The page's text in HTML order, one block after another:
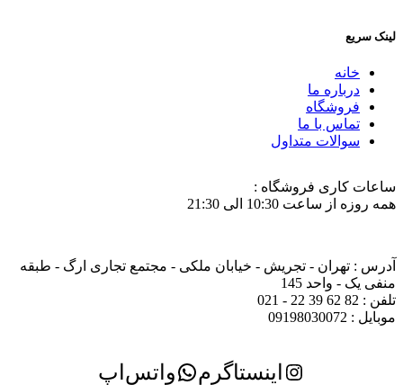
لینک سریع
خانه
درباره ما
فروشگاه
تماس با ما
سوالات متداول
ساعات کاری فروشگاه :
همه روزه از ساعت 10:30 الی 21:30
آدرس : تهران - تجریش - خیابان ملکی - مجتمع تجاری ارگ - طبقه
منفی یک - واحد 145
تلفن : 82 62 39 22 - 021
موبایل : 09198030072
اینستاگرم واتس‌اپ